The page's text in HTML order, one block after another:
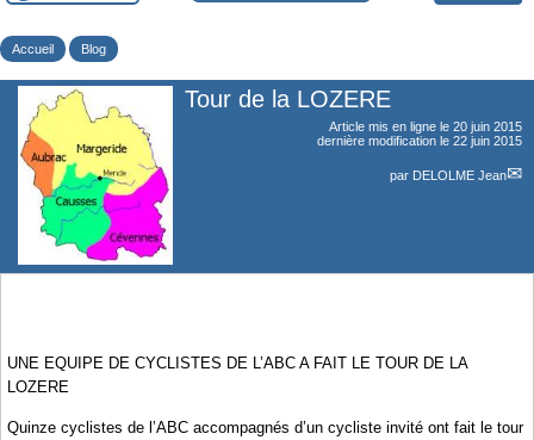
Accueil Blog
Tour de la LOZERE
Article mis en ligne le 20 juin 2015
dernière modification le 22 juin 2015
par DELOLME Jean
UNE EQUIPE DE CYCLISTES DE L’ABC A FAIT LE TOUR DE LA
LOZERE
Quinze cyclistes de l’ABC accompagnés d’un cycliste invité ont fait le tour